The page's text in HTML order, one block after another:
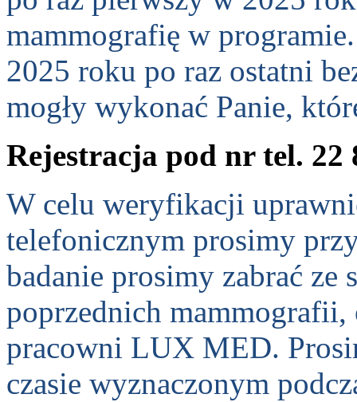
mammografię w
2025 roku po raz ostatni
mogły wykonać Panie,
Rejestracja pod nr tel. 22
W celu weryfikacji
telefonicznym prosimy
badanie prosimy zabrać
poprzednich
pracowni LUX MED.
czasie wyznaczonym